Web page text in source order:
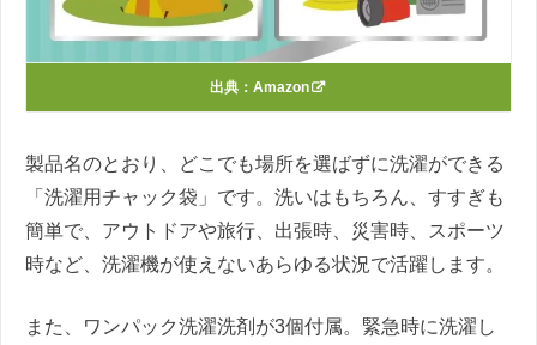
出典： Amazon
製品名のとおり、どこでも場所を選ばずに洗濯ができる
「洗濯用チャック袋」です。洗いはもちろん、すすぎも
簡単で、アウトドアや旅行、出張時、災害時、スポーツ
時など、洗濯機が使えないあらゆる状況で活躍します。
また、ワンパック洗濯洗剤が3個付属。緊急時に洗濯し